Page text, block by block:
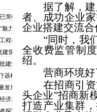
突破
力
程有
证
筑
许可
建筑
证办
器械
发展
元
济发
据了解，
者、成功企业
企业搭建交流合
“同时，我
全收费监管制
绍。
营商环境好
在招商引
头企业”招商新
打造产业集群